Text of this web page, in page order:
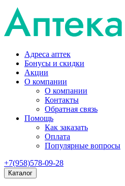
Адреса аптек
Бонусы и скидки
Акции
О компании
О компании
Контакты
Обратная связь
Помощь
Как заказать
Оплата
Популярные вопросы
+7(958)578-09-28
Каталог